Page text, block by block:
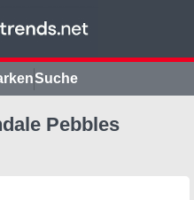
Suche
Pebbles